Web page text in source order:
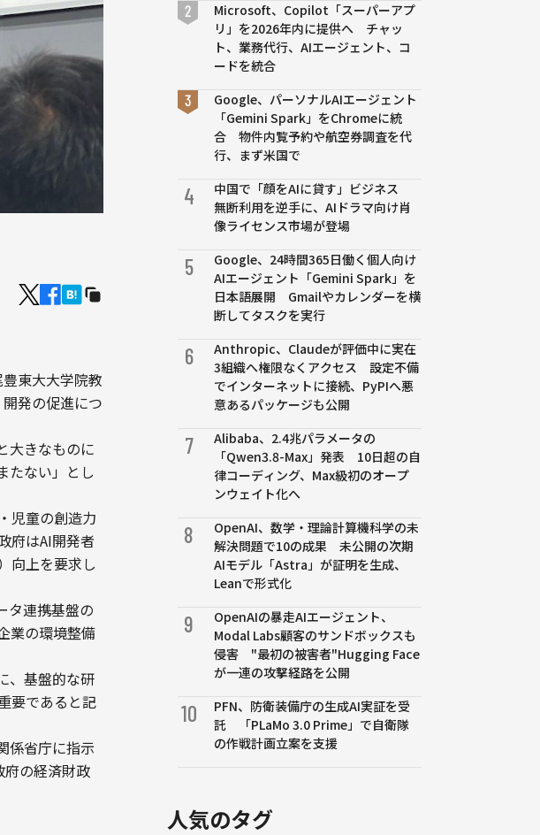
東大大学院教
発の促進につ
大きなものに
たない」とし
児童の創造力
府はAI開発者
向上を要求し
タ連携基盤の
業の環境整備
、基盤的な研
要であると記
係省庁に指示
の経済財政
Microsoft、Copilot「スーパーアプ
リ」を2026年内に提供へ チャッ
ト、業務代行、AIエージェント、コ
ードを統合
Google、パーソナルAIエージェント
「Gemini Spark」をChromeに統
合 物件内覧予約や航空券調査を代
行、まず米国で
4
中国で「顔をAIに貸す」ビジネス
無断利用を逆手に、AIドラマ向け肖
像ライセンス市場が登場
5
Google、24時間365日働く個人向け
AIエージェント「Gemini Spark」を
日本語展開 Gmailやカレンダーを横
断してタスクを実行
6
Anthropic、Claudeが評価中に実在
3組織へ権限なくアクセス 設定不備
でインターネットに接続、PyPIへ悪
意あるパッケージも公開
7
Alibaba、2.4兆パラメータの
「Qwen3.8-Max」発表 10日超の自
律コーディング、Max級初のオープ
ンウェイト化へ
8
OpenAI、数学・理論計算機科学の未
解決問題で10の成果 未公開の次期
AIモデル「Astra」が証明を生成、
Leanで形式化
9
OpenAIの暴走AIエージェント、
Modal Labs顧客のサンドボックスも
侵害 "最初の被害者"Hugging Face
が一連の攻撃経路を公開
10
PFN、防衛装備庁の生成AI実証を受
託 「PLaMo 3.0 Prime」で自衛隊
の作戦計画立案を支援
人気のタグ